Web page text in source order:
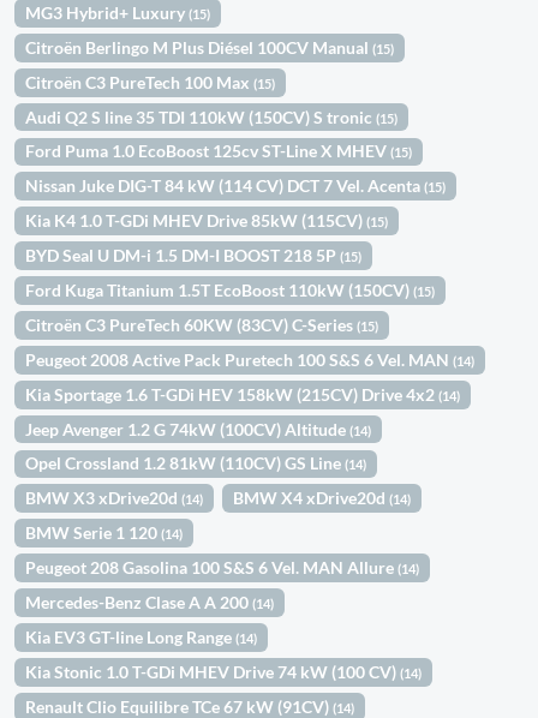
MG3 Hybrid+ Luxury(15)
Citroën Berlingo M Plus Diésel 100CV Manual(15)
Citroën C3 PureTech 100 Max(15)
Audi Q2 S line 35 TDI 110kW (150CV) S tronic(15)
Ford Puma 1.0 EcoBoost 125cv ST-Line X MHEV(15)
Nissan Juke DIG-T 84 kW (114 CV) DCT 7 Vel. Acenta(15)
Kia K4 1.0 T-GDi MHEV Drive 85kW (115CV)(15)
BYD Seal U DM-i 1.5 DM-I BOOST 218 5P(15)
Ford Kuga Titanium 1.5T EcoBoost 110kW (150CV)(15)
Citroën C3 PureTech 60KW (83CV) C-Series(15)
Peugeot 2008 Active Pack Puretech 100 S&S 6 Vel. MAN(14)
Kia Sportage 1.6 T-GDi HEV 158kW (215CV) Drive 4x2(14)
Jeep Avenger 1.2 G 74kW (100CV) Altitude(14)
Opel Crossland 1.2 81kW (110CV) GS Line(14)
BMW X3 xDrive20d(14) BMW X4 xDrive20d(14)
BMW Serie 1 120(14)
Peugeot 208 Gasolina 100 S&S 6 Vel. MAN Allure(14)
Mercedes-Benz Clase A A 200(14)
Kia EV3 GT-line Long Range(14)
Kia Stonic 1.0 T-GDi MHEV Drive 74 kW (100 CV)(14)
Renault Clio Equilibre TCe 67 kW (91CV)(14)